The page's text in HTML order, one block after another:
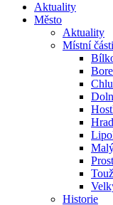
Aktuality
Město
Aktuality
Místní části
Historie